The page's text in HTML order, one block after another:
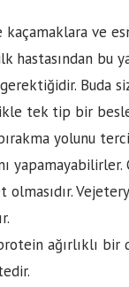
ve
bu
Buda
tek tip bir
yolunu
ağırlıklı